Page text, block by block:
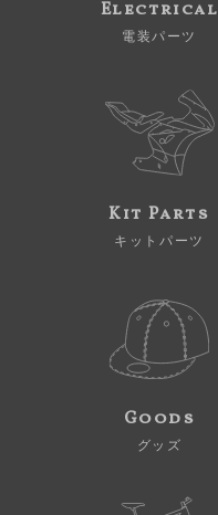
Electrical
電装パーツ
Kit Parts
キットパーツ
Goods
グッズ